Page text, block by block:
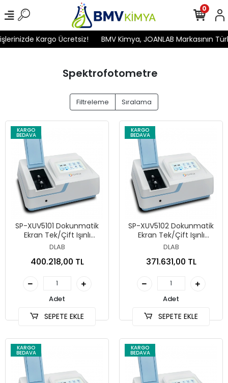
Kargo Ücretsiz! BMV Kimya, JOANLAB Markasının
0
Spektrofotometre
Filtreleme Sıralama
KARGO
BEDAVA
SP-XUV5101 Dokunmatik
Ekran Tek/Çift Işınlı
Spektrofotometre
DLAB
400.218,00 TL
Adet
SEPETE EKLE
KARGO
BEDAVA
SP-XUV5102 Dokunmatik
Ekran Tek/Çift Işınlı
Spektrofotometre
DLAB
371.631,00 TL
Adet
SEPETE EKLE
KARGO
BEDAVA
KARGO
BEDAVA